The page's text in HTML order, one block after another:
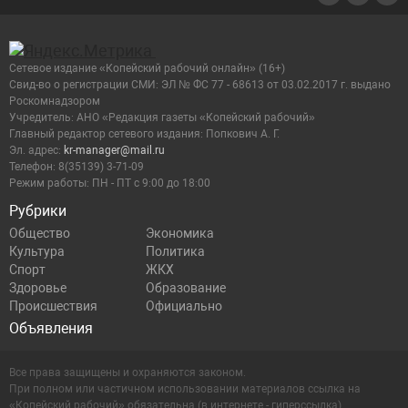
Рубрики
Общество
Экономика
Культура
Политика
Спорт
ЖКХ
Здоровье
Образование
Происшествия
Официально
Объявления
Сетевое издание «Копейский рабочий онлайн» (16+)
Cвид-во о регистрации СМИ: ЭЛ № ФС 77 - 68613 от 03.02.2017 г. выдано
Роскомнадзором
Учредитель: АНО «Редакция газеты «Копейский рабочий»
Главный редактор сетевого издания: Попкович А. Г.
Эл. адрес: kr-manager@mail.ru
Телефон: 8(35139) 3-71-09
Режим работы: ПН - ПТ с 9:00 до 18:00
Все права защищены и охраняются законом.
При полном или частичном использовании материалов ссылка на
«Копейский рабочий» обязательна (в интернете - гиперссылка).